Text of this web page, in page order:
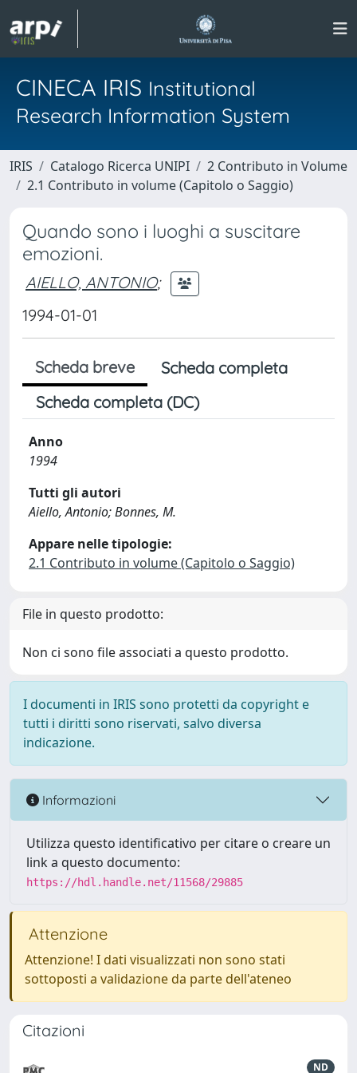
CINECA IRIS Institutional
Research Information System
IRIS Catalogo Ricerca UNIPI
2 Contributo in Volume
2.1 Contributo in volume (Capitolo o Saggio)
Quando sono i luoghi a suscitare
emozioni.
AIELLO, ANTONIO;
1994-01-01
Scheda breve
Scheda completa
Scheda completa (DC)
Anno
1994
Tutti gli autori
Aiello, Antonio; Bonnes, M.
Appare nelle tipologie:
2.1 Contributo in volume (Capitolo o Saggio)
File in questo prodotto:
Non ci sono file associati a questo prodotto.
I documenti in IRIS sono protetti da copyright e
tutti i diritti sono riservati, salvo diversa
indicazione.
Informazioni
Utilizza questo identificativo per citare o creare un
link a questo documento:
https://hdl.handle.net/11568/29885
Attenzione
Attenzione! I dati visualizzati non sono stati
sottoposti a validazione da parte dell'ateneo
Citazioni
ND